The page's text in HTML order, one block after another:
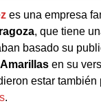
es una empresa
, que tiene
basado su
en su
estar también
.